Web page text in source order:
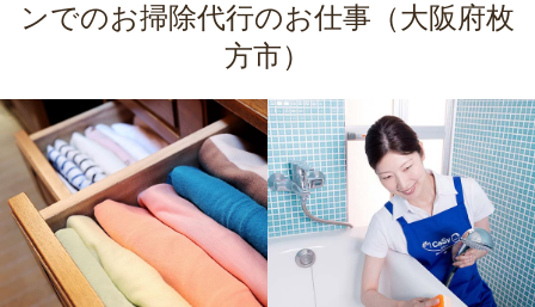
ンでのお掃除代行のお仕事（大阪府枚
方市）